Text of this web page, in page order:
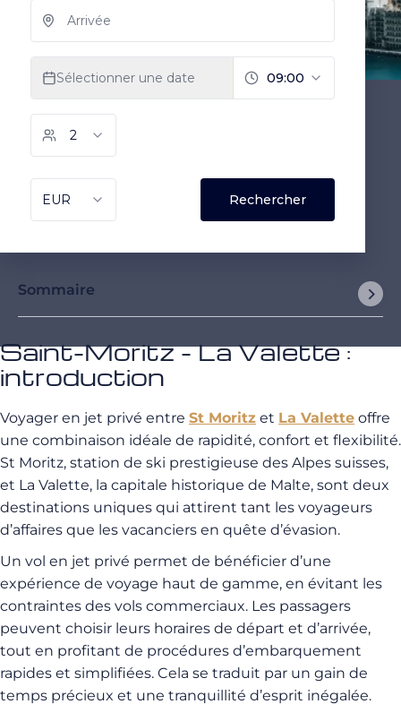
Sommaire
Saint-Moritz - La Valette :
introduction
Voyager en jet privé entre St Moritz et La Valette offre
une combinaison idéale de rapidité, confort et flexibilité.
St Moritz, station de ski prestigieuse des Alpes suisses,
et La Valette, la capitale historique de Malte, sont deux
destinations uniques qui attirent tant les voyageurs
d’affaires que les vacanciers en quête d’évasion.
Un vol en jet privé permet de bénéficier d’une
expérience de voyage haut de gamme, en évitant les
contraintes des vols commerciaux. Les passagers
peuvent choisir leurs horaires de départ et d’arrivée,
tout en profitant de procédures d’embarquement
rapides et simplifiées. Cela se traduit par un gain de
temps précieux et une tranquillité d’esprit inégalée.